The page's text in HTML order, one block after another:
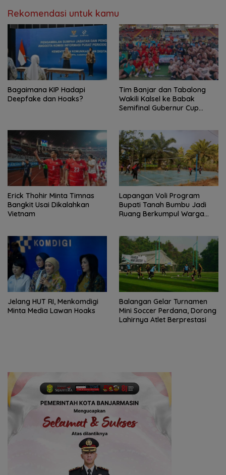
Rekomendasi untuk kamu
Bagaimana KIP Hadapi
Deepfake dan Hoaks?
Tim Banjar dan Tabalong
Wakili Kalsel ke Babak
Semifinal Gubernur Cup
Erick Thohir Minta Timnas
Bangkit Usai Dikalahkan
Vietnam
Lapangan Voli Program
Bupati Tanah Bumbu Jadi
Ruang Berkumpul Warga
Jelang HUT RI, Menkomdigi
Minta Media Lawan Hoaks
Balangan Gelar Turnamen
Mini Soccer Perdana, Dorong
Lahirnya Atlet Berprestasi